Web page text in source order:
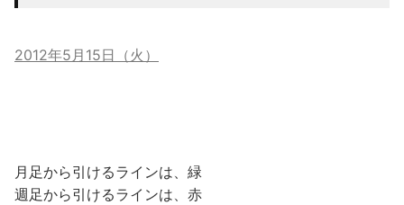
2012年5月15日（火）
月足から引けるラインは、緑
週足から引けるラインは、赤